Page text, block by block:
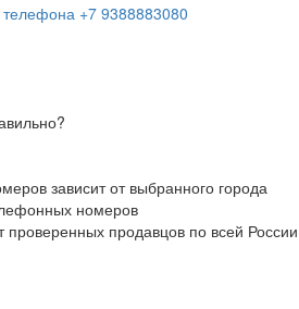
зависит от выбранного города
номеров
проверенных продавцов по всей России